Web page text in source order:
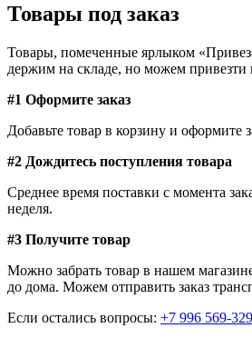
Товары под заказ
Товары, помеченные ярлыком
держим на складе, но можем привезти
#1 Оформите заказ
Добавьте товар в корзину и оформите
#2 Дождитесь поступления товара
Среднее время поставки с момента
неделя.
#3 Получите товар
Можно забрать товар в нашем
до дома. Можем отправить заказ
Если остались вопросы: +7 996 569-